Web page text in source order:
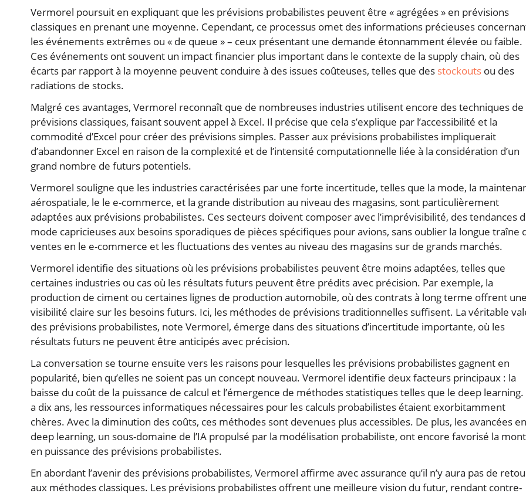
Vermorel poursuit en expliquant que les prévisions probabilistes peuvent être « agrégées » en prévisions
classiques en prenant une moyenne. Cependant, ce processus omet des informations précieuses
les événements extrêmes ou « de queue » – ceux présentant une demande étonnamment élevée ou faible.
Ces événements ont souvent un impact financier plus important dans le contexte de la supply chain, où des
écarts par rapport à la moyenne peuvent conduire à des issues coûteuses, telles que des stockouts ou des
radiations de stocks.
Malgré ces avantages, Vermorel reconnaît que de nombreuses industries utilisent encore des techniques de
prévisions classiques, faisant souvent appel à Excel. Il précise que cela s’explique par l’accessibilité et la
commodité d’Excel pour créer des prévisions simples. Passer aux prévisions probabilistes impliquerait
d’abandonner Excel en raison de la complexité et de l’intensité computationnelle liée à la considération d’un
grand nombre de futurs potentiels.
Vermorel souligne que les industries caractérisées par une forte incertitude, telles que la mode, la
aérospatiale, le le e-commerce, et la grande distribution au niveau des magasins, sont particulièrement
adaptées aux prévisions probabilistes. Ces secteurs doivent composer avec l’imprévisibilité, des tendances
mode capricieuses aux besoins sporadiques de pièces spécifiques pour avions, sans oublier la longue traîne
ventes en le e-commerce et les fluctuations des ventes au niveau des magasins sur de grands marchés.
Vermorel identifie des situations où les prévisions probabilistes peuvent être moins adaptées, telles que
certaines industries ou cas où les résultats futurs peuvent être prédits avec précision. Par exemple, la
production de ciment ou certaines lignes de production automobile, où des contrats à long terme offrent
visibilité claire sur les besoins futurs. Ici, les méthodes de prévisions traditionnelles suffisent. La véritable
des prévisions probabilistes, note Vermorel, émerge dans des situations d’incertitude importante, où les
résultats futurs ne peuvent être anticipés avec précision.
La conversation se tourne ensuite vers les raisons pour lesquelles les prévisions probabilistes gagnent en
popularité, bien qu’elles ne soient pas un concept nouveau. Vermorel identifie deux facteurs principaux : la
baisse du coût de la puissance de calcul et l’émergence de méthodes statistiques telles que le deep learning.
a dix ans, les ressources informatiques nécessaires pour les calculs probabilistes étaient exorbitamment
chères. Avec la diminution des coûts, ces méthodes sont devenues plus accessibles. De plus, les avancées en
deep learning, un sous-domaine de l’IA propulsé par la modélisation probabiliste, ont encore favorisé la
en puissance des prévisions probabilistes.
En abordant l’avenir des prévisions probabilistes, Vermorel affirme avec assurance qu’il n’y aura pas de
aux méthodes classiques. Les prévisions probabilistes offrent une meilleure vision du futur, rendant contre-